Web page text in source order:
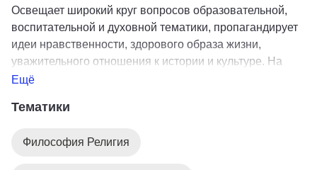
Освещает широкий круг вопросов образовательной,
воспитательной и духовной тематики, пропагандирует
идеи нравственности, здорового образа жизни,
уважительного отношения к истории и культуре. На
башкирском языке.
Ещё
Тематики
Философия Религия